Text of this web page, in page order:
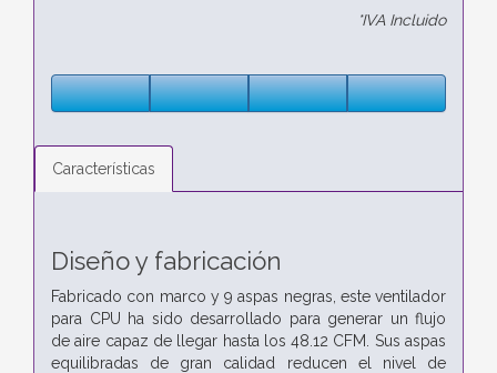
*IVA Incluido
Características
Diseño y fabricación
Fabricado con marco y 9 aspas negras, este ventilador
para CPU ha sido desarrollado para generar un flujo
de aire capaz de llegar hasta los 48.12 CFM. Sus aspas
equilibradas de gran calidad reducen el nivel de